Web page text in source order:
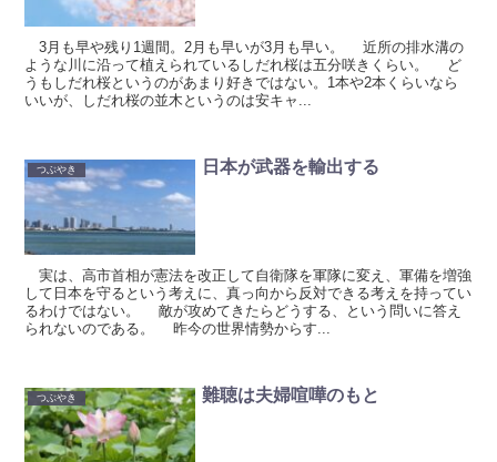
3月も早や残り1週間。2月も早いが3月も早い。 近所の排水溝の
ような川に沿って植えられているしだれ桜は五分咲きくらい。 ど
うもしだれ桜というのがあまり好きではない。1本や2本くらいなら
いいが、しだれ桜の並木というのは安キャ...
つぶやき 日本が武器を輸出する
実は、高市首相が憲法を改正して自衛隊を軍隊に変え、軍備を増強
して日本を守るという考えに、真っ向から反対できる考えを持ってい
るわけではない。 敵が攻めてきたらどうする、という問いに答え
られないのである。 昨今の世界情勢からす...
つぶやき 難聴は夫婦喧嘩のもと